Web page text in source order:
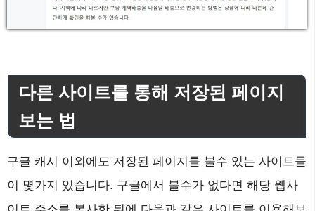
다른 사이트를 통해 저장된 페이지
보는 법
구글 캐시 이외에도 저장된 페이지를 볼수 있는 사이트들
이 몇가지 있습니다. 구글에서 볼수가 없다면 해당 웹사